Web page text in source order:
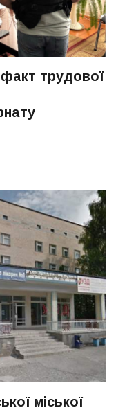
трудової
міської